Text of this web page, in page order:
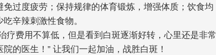
过度疲劳；保持规律的体育锻炼，增强体质；饮食均
辛辣刺激性食物。
疗费用不算低，但是看到白斑逐渐好转，心里还是非常
的医生！” 让我们一起加油，战胜白斑！